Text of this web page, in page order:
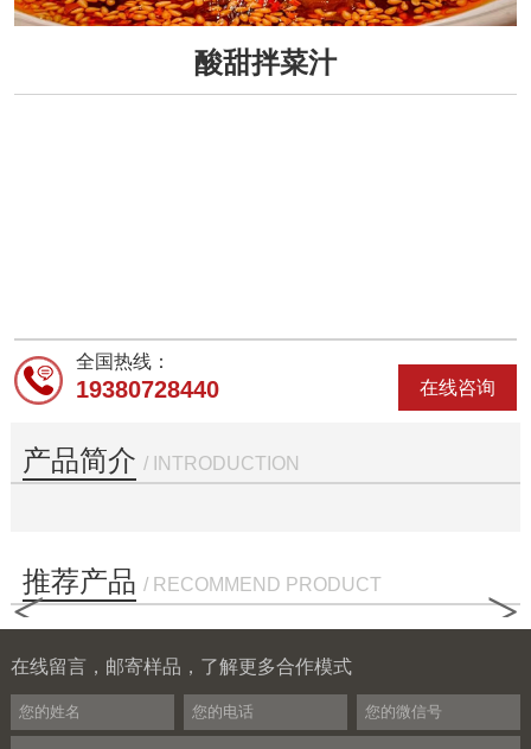
酸甜拌菜汁
在线咨询
全国热线：
19380728440
产品简介 / INTRODUCTION
推荐产品 / RECOMMEND PRODUCT
< >
在线留言，邮寄样品，了解更多合作模式